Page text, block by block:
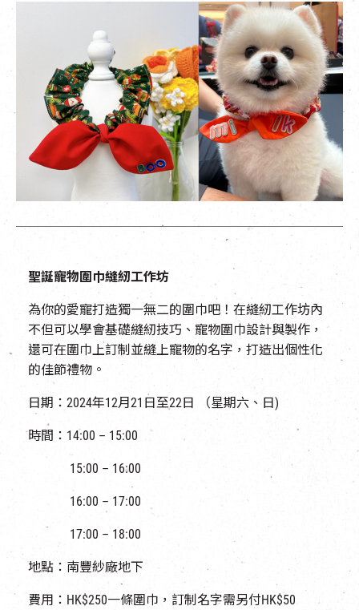
聖誕寵物圍巾縫紉工作坊
為你的愛寵打造獨一無二的圍巾吧！在縫紉工作坊內
不但可以學會基礎縫紉技巧、寵物圍巾設計與製作，
還可在圍巾上訂制並縫上寵物的名字，打造出個性化
的佳節禮物。
日期：2024年12月21日至22日 （星期六、日)
時間：14:00 – 15:00
15:00 – 16:00
16:00 – 17:00
17:00 – 18:00
地點：南豐紗廠地下
費用：HK$250一條圍巾，訂制名字需另付HK$50